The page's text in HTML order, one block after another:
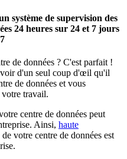
système de supervision des
24 heures sur 24 et 7 jours
de données ? C'est parfait !
d'un seul coup d'œil qu'il
de données et vous
votre travail.
centre de données peut
Ainsi, haute
votre centre de données est